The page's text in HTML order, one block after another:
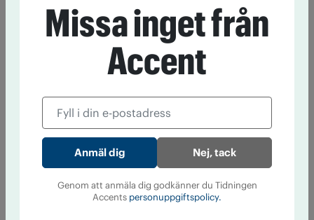
Missa inget från
Accent
Nej, tack
Genom att anmäla dig godkänner du Tidningen
Accents personuppgiftspolicy.